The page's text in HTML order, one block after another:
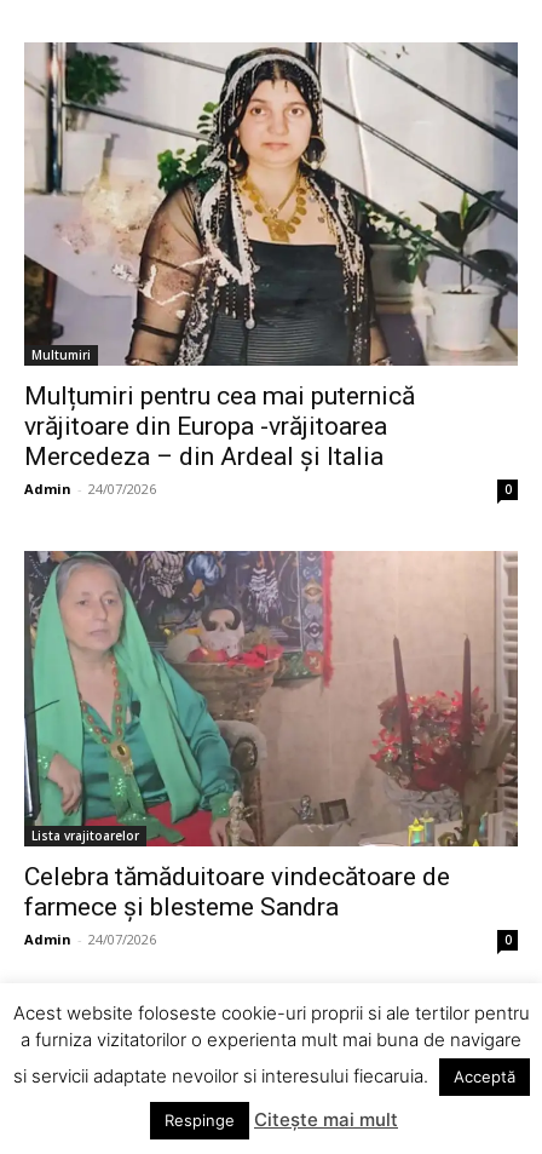
Multumiri
Mulțumiri pentru cea mai puternică
vrăjitoare din Europa -vrăjitoarea
Mercedeza – din Ardeal și Italia
Admin - 24/07/2026 0
Lista vrajitoarelor
Celebra tămăduitoare vindecătoare de
farmece și blesteme Sandra
Admin - 24/07/2026 0
© Newspaper Theme by tagDiv | All rights reserved.
Acest website foloseste cookie-uri proprii si ale tertilor pentru
a furniza vizitatorilor o experienta mult mai buna de navigare
si servicii adaptate nevoilor si interesului fiecaruia.
Acceptă
Respinge Citește mai mult